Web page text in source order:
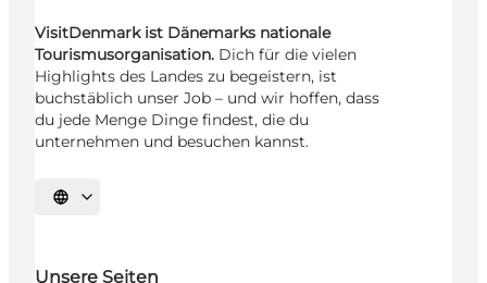
VisitDenmark ist Dänemarks nationale
Tourismusorganisation. Dich für die vielen
Highlights des Landes zu begeistern, ist
buchstäblich unser Job – und wir hoffen, dass
du jede Menge Dinge findest, die du
unternehmen und besuchen kannst.
Sprache auswählen
Unsere Seiten